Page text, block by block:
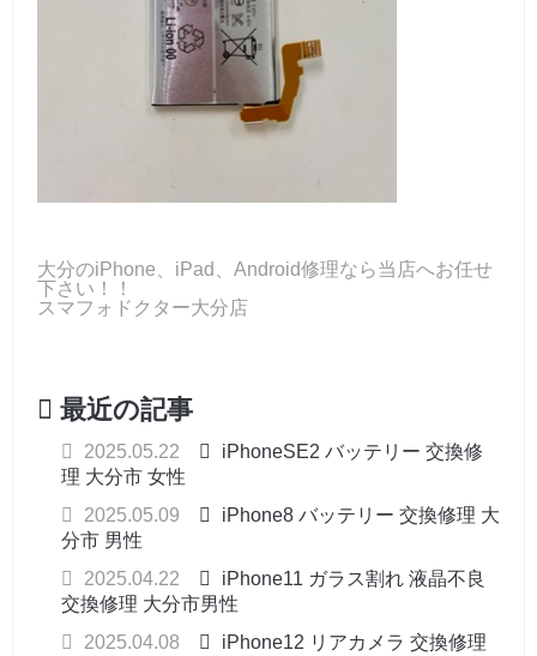
大分のiPhone、iPad、Android修理なら当店へお任せ
下さい！！
スマフォドクター大分店
最近の記事
2025.05.22
iPhoneSE2 バッテリー 交換修
理 大分市 女性
2025.05.09
iPhone8 バッテリー 交換修理 大
分市 男性
2025.04.22
iPhone11 ガラス割れ 液晶不良
交換修理 大分市男性
2025.04.08
iPhone12 リアカメラ 交換修理